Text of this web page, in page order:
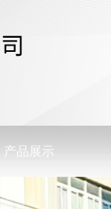
产品展示